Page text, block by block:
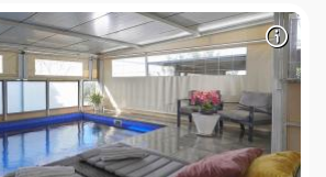
ומכניס פנימה את הנוף.
הבריכה פרטית לסוויטה , ישנו מעבר ציבורי בין
איננה מחוברת לחדר, הבריכהמחוממת ומקורה
הפתוח.